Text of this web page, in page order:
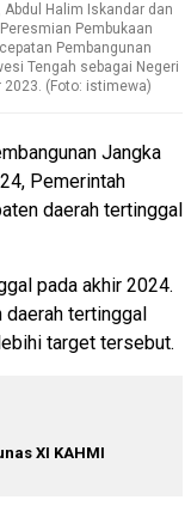
Abdul Halim Iskandar dan
Pembukaan
Pembangunan
Tengah sebagai Negeri
2023. (Foto: istimewa)
Jangka
Pemerintah
daerah tertinggal
pada akhir 2024.
daerah tertinggal
target tersebut.
XI KAHMI